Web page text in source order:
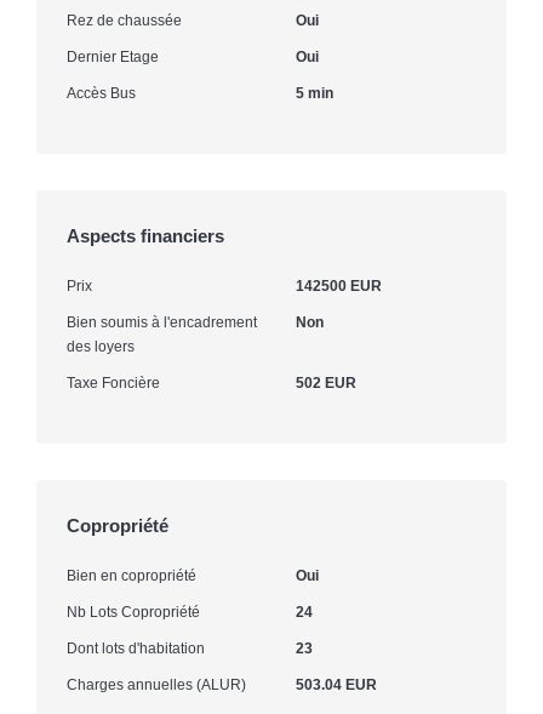
Rez de chaussée Oui
Dernier Etage Oui
Accès Bus 5 min
Aspects financiers
Prix 142500 EUR
Bien soumis à l'encadrement
des loyers
Non
Taxe Foncière 502 EUR
Copropriété
Bien en copropriété Oui
Nb Lots Copropriété 24
Dont lots d'habitation 23
Charges annuelles (ALUR) 503.04 EUR